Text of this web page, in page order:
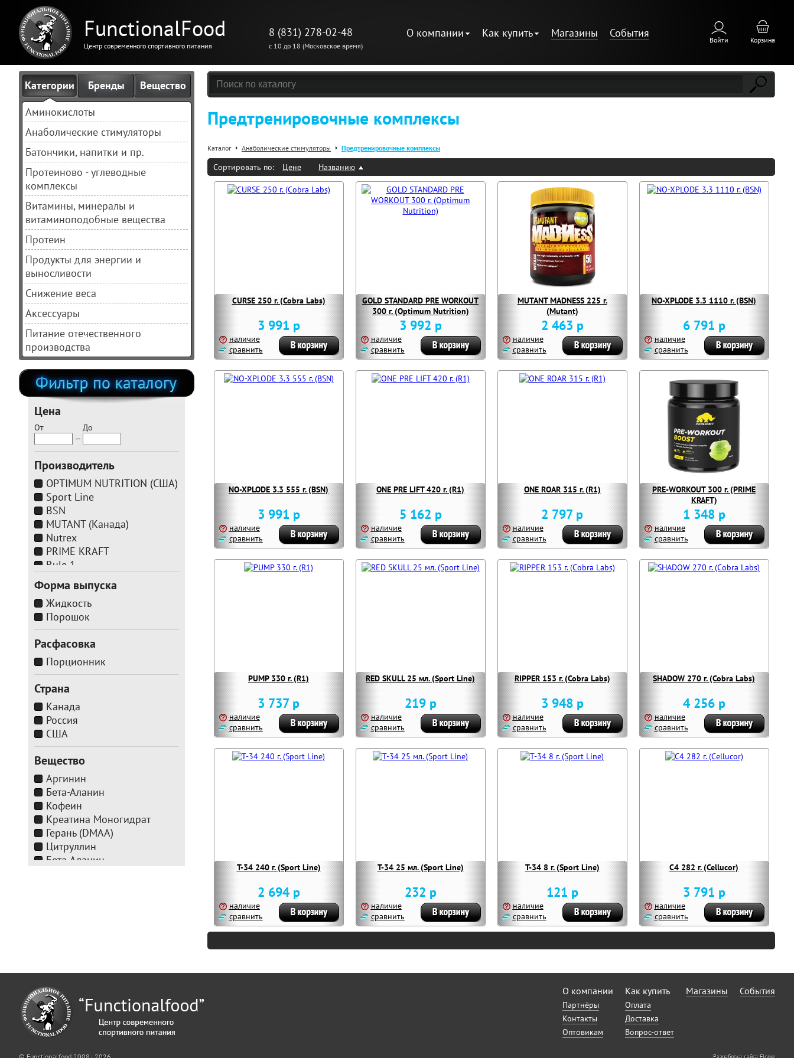
FunctionalFood
Центр современного спортивного питания
8 (831) 278-02-48
с 10 до 18 (Московское время)
О компании Как купить Магазины События
Войти Корзина
Категории Бренды
Вещество
Аминокислоты
Анаболические стимуляторы
Батончики, напитки и пр.
Протеиново - углеводные
комплексы
Витамины, минералы и
витаминоподобные вещества
Протеин
Продукты для энергии и
выносливости
Снижение веса
Аксессуары
Питание отечественного
производства
Цена
От
До
—
Производитель
OPTIMUM NUTRITION (США)
Sport Line
BSN
MUTANT (Канада)
Nutrex
PRIME KRAFT
Rule 1
Форма выпуска
Жидкость
Порошок
Расфасовка
Порционник
Страна
Канада
Россия
США
Вещество
Аргинин
Бета-Аланин
Кофеин
Креатина Моногидрат
Герань (DMAA)
Цитруллин
Бета-Аланин
Кетоглюторат (AAKG)
Цитрулин
DMAE
(диметиламиноэтанол)
Предтренировочные комплексы
Каталог Анаболические стимуляторы Предтренировочные комплексы
Сортировать по: Цене Названию
CURSE 250 г. (Cobra Labs)
3 991 р
наличие
сравнить
GOLD STANDARD PRE WORKOUT
300 г. (Optimum Nutrition)
3 992 р
наличие
сравнить
MUTANT MADNESS 225 г.
(Mutant)
2 463 р
наличие
сравнить
NO-XPLODE 3.3 1110 г. (BSN)
6 791 р
наличие
сравнить
NO-XPLODE 3.3 555 г. (BSN)
3 991 р
наличие
сравнить
ONE PRE LIFT 420 г. (R1)
5 162 р
наличие
сравнить
ONE ROAR 315 г. (R1)
2 797 р
наличие
сравнить
PRE-WORKOUT 300 г. (PRIME
KRAFT)
1 348 р
наличие
сравнить
PUMP 330 г. (R1)
3 737 р
наличие
сравнить
RED SKULL 25 мл. (Sport Line)
219 р
наличие
сравнить
RIPPER 153 г. (Cobra Labs)
3 948 р
наличие
сравнить
SHADOW 270 г. (Cobra Labs)
4 256 р
наличие
сравнить
T-34 240 г. (Sport Line)
2 694 р
наличие
сравнить
T-34 25 мл. (Sport Line)
232 р
наличие
сравнить
T-34 8 г. (Sport Line)
121 р
наличие
сравнить
С4 282 г. (Cellucor)
3 791 р
наличие
сравнить
О компании
Партнёры
Контакты
Оптовикам
Как купить
Оплата
Доставка
Вопрос-ответ
Магазины События